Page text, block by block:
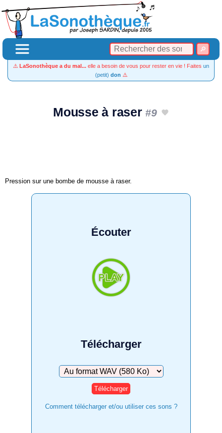
⚠️ LaSonothèque a du mal... elle a besoin de vous pour rester en vie ! Faites un
(petit) don ⚠️
Mousse à raser#9
Pression sur une bombe de mousse à raser.
Écouter
Télécharger
Télécharger
Comment télécharger et/ou utiliser ces sons ?